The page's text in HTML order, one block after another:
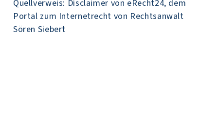
Quellverweis: Disclaimer von eRecht24, dem
Portal zum Internetrecht von Rechtsanwalt
Sören Siebert